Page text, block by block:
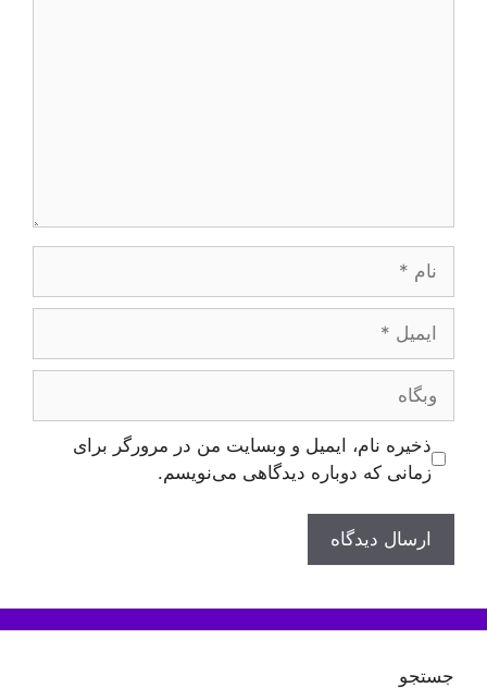
وبگاه
ذخیره نام، ایمیل و وبسایت من در مرورگر برای
زمانی که دوباره دیدگاهی می‌نویسم.
جستجو